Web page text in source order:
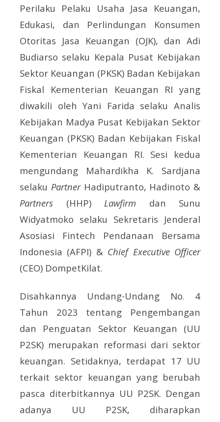
Perilaku Pelaku Usaha Jasa Keuangan,
Edukasi, dan Perlindungan Konsumen
Otoritas Jasa Keuangan (OJK), dan Adi
Budiarso selaku Kepala Pusat Kebijakan
Sektor Keuangan (PKSK) Badan Kebijakan
Fiskal Kementerian Keuangan RI yang
diwakili oleh Yani Farida selaku Analis
Kebijakan Madya Pusat Kebijakan Sektor
Keuangan (PKSK) Badan Kebijakan Fiskal
Kementerian Keuangan RI. Sesi kedua
mengundang Mahardikha K. Sardjana
selaku PartnerHadiputranto, Hadinoto &
Partners (HHP) Lawfirm dan Sunu
Widyatmoko selaku Sekretaris Jenderal
Asosiasi Fintech Pendanaan Bersama
Indonesia (AFPI) & Chief Executive Officer
(CEO) DompetKilat.
Disahkannya Undang-Undang No. 4
Tahun 2023 tentang Pengembangan
dan Penguatan Sektor Keuangan (UU
P2SK) merupakan reformasi dari sektor
keuangan. Setidaknya, terdapat 17 UU
terkait sektor keuangan yang berubah
pasca diterbitkannya UU P2SK. Dengan
adanya UU P2SK, diharapkan